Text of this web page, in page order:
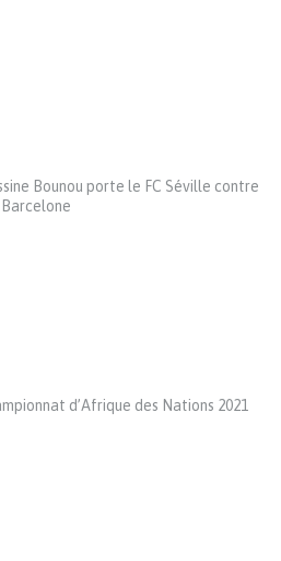
Bounou porte le FC Séville contre
Barcelone
d’Afrique des Nations 2021